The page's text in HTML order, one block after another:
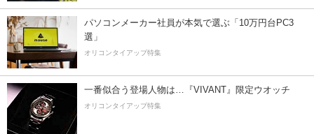
パソコンメーカー社員が本気で選ぶ「10万円台PC3
選」
オリコンタイアップ特集
一番似合う登場人物は…『VIVANT』限定ウオッチ
オリコンタイアップ特集